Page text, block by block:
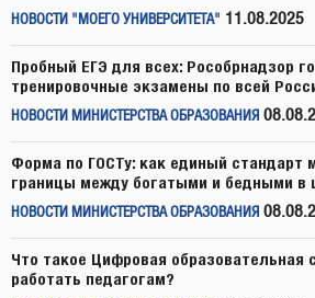
НОВОСТИ "МОЕГО УНИВЕРСИТЕТА" 11.08.2025
Пробный ЕГЭ для всех: Рособрнадзор
тренировочные экзамены по всей
НОВОСТИ МИНИСТЕРСТВА ОБРАЗОВАНИЯ
Форма по ГОСТу: как единый стандарт
границы между богатыми и бедными в
НОВОСТИ МИНИСТЕРСТВА ОБРАЗОВАНИЯ
Что такое Цифровая образовательная
работать педагогам?